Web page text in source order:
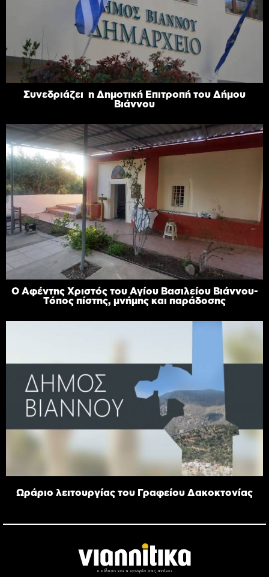
Συνεδριάζει η Δημοτική Επιτροπή του Δήμου
Βιάννου
Ο Αφέντης Χριστός του Αγίου Βασιλείου Βιάννου-
Τόπος πίστης, μνήμης και παράδοσης
Ωράριο λειτουργίας του Γραφείου Δακοκτονίας